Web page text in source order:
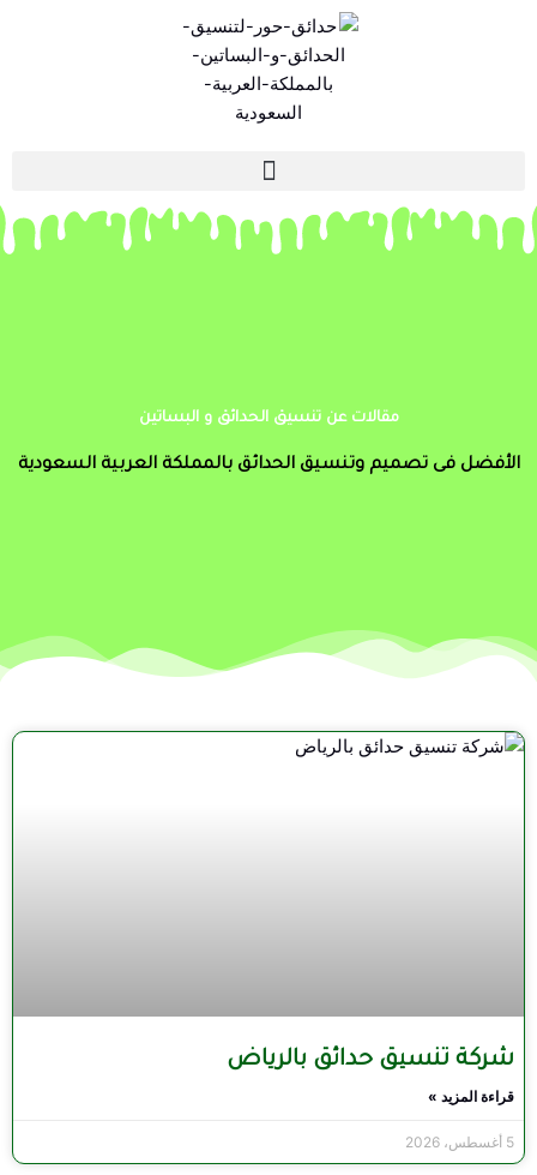
مقالات عن تنسيق الحدائق و البساتين
الأفضل فى تصميم وتنسيق الحدائق بالمملكة العربية السعودية
شركة تنسيق حدائق بالرياض
قراءة المزيد »
5 أغسطس، 2026